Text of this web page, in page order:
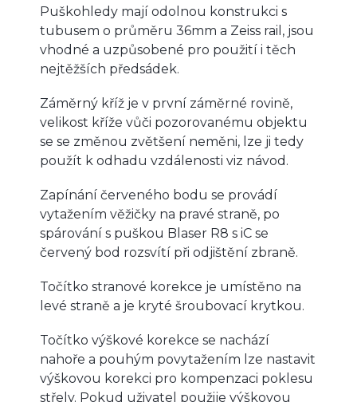
Puškohledy mají odolnou konstrukci s
tubusem o průměru 36mm a Zeiss rail, jsou
vhodné a uzpůsobené pro použití i těch
nejtěžších předsádek.
Záměrný kříž je v první záměrné rovině,
velikost kříže vůči pozorovanému objektu
se se změnou zvětšení neměni, lze ji tedy
použít k odhadu vzdálenosti viz návod.
Zapínání červeného bodu se provádí
vytažením věžičky na pravé straně, po
spárování s puškou Blaser R8 s iC se
červený bod rozsvítí při odjištění zbraně.
Točítko stranové korekce je umístěno na
levé straně a je kryté šroubovací krytkou.
Točítko výškové korekce se nachází
nahoře a pouhým povytažením lze nastavit
výškovou korekci pro kompenzaci poklesu
střely. Pokud uživatel použije výškovou